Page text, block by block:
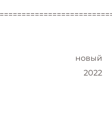
новый
2022